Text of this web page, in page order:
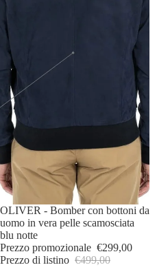
IN OFFERTA
OLIVER - Bomber con bottoni da
uomo in vera pelle scamosciata
blu notte
Prezzo promozionale €299,00
Prezzo di listino €499,00